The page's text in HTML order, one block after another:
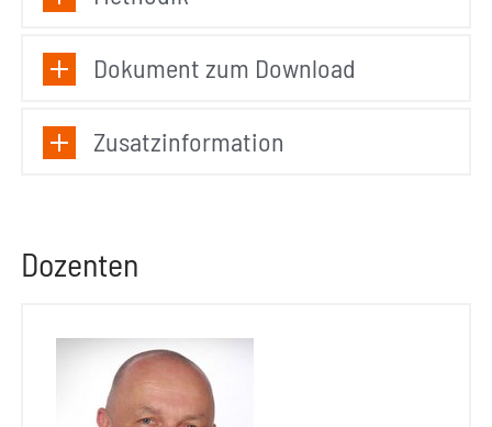
Dokument zum Download
Zusatzinformation
Dozenten